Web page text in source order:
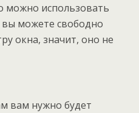
можно использовать
вы можете свободно
окна, значит, оно не
вам нужно будет